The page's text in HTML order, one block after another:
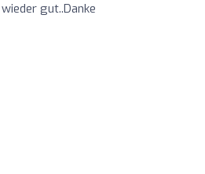
gut..Danke